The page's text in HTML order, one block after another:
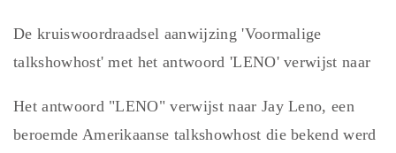
De kruiswoordraadsel aanwijzing 'Voormalige
talkshowhost' met het antwoord 'LENO' verwijst naar
Het antwoord "LENO" verwijst naar Jay Leno, een
beroemde Amerikaanse talkshowhost die bekend werd